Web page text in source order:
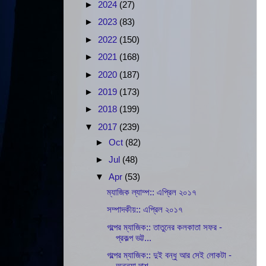
► 2024 (27)
► 2023 (83)
► 2022 (150)
► 2021 (168)
► 2020 (187)
► 2019 (173)
► 2018 (199)
▼ 2017 (239)
►Oct (82)
►Jul (48)
▼Apr (53)
ম্যাজিক ল্যাম্প:: এপ্রিল ২০১৭
সম্পাদকীয়:: এপ্রিল ২০১৭
গল্পের ম্যাজিক:: তাতুনের কলকাতা সফর -
প্রকল্প ভট্ট...
গল্পের ম্যাজিক:: দুই বন্ধু আর সেই লোকটা -